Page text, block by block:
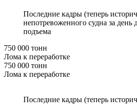
Последние кадры (теперь
непотревоженного судна за день
подъема
750 000 тонн
Лома к переработке
750 000 тонн
Лома к переработке
Последние кадры (теперь